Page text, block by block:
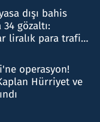
dışı bahis
gözaltı:
liralık para trafiği
operasyon!
Hürriyet ve